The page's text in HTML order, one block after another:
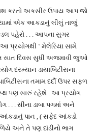
કરતો અકસીર ઉપાય આપ જો
એક આકડાનું લીલું તાજું
પહેરો . . . આપના સુગર
આ પ્રયોગથી ‘ મેલેરિયા સામે
સાત દિવસ સુધી અજમાવી જુઓ
દરમ્યાન ડાયાબિટીસના
તમામ દર્દી ઉપર સફળ
પણ સારું રહેશે . આ પ્રયોગ
. . . સીના ડાબા પગમાં અને
આંકડાનું પાન , ( સફેદ આંકડો
અને તે પણ દાંડીનો ભાગ